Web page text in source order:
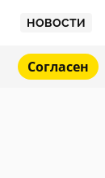
НОВОСТИ
Согласен